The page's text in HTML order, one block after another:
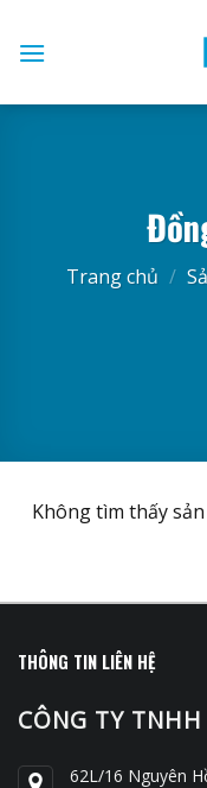
Trang chủ /
Không tìm thấy
THÔNG TIN LIÊN HỆ
CÔNG TY
62L/16 Nguyên